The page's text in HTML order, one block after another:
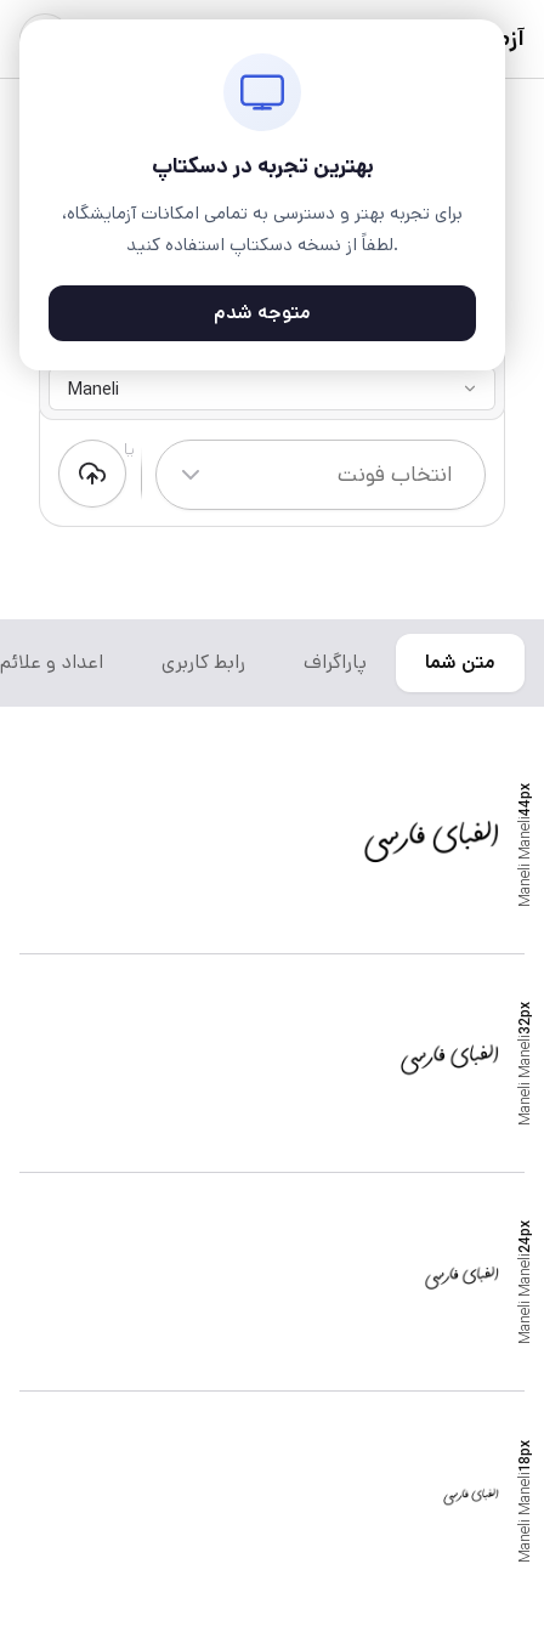
بهترین تجربه در دسکتاپ
برای تجربه بهتر و دسترسی به تمامی امکانات آزمایشگاه،
لطفاً از نسخه دسکتاپ استفاده کنید.
متوجه شدم
آزمایشگاه
۱ وزن ۱ سبک
متن شما پاراگراف رابط کاربری اعداد و علائم
Maneli
Maneli
44
px
Maneli
Maneli
32
px
Maneli
Maneli
24
px
Maneli
Maneli
18
px